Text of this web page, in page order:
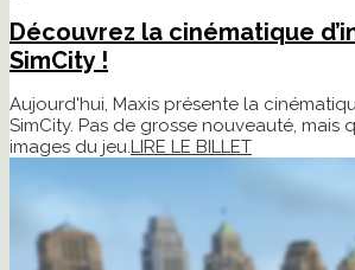
Découvrez la cinématique
SimCity !
Aujourd'hui, Maxis présente la
SimCity. Pas de grosse nouveauté, mais
images du jeu.LIRE LE BILLET